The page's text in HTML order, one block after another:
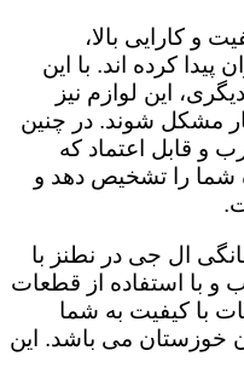
و کارایی بالا،
پیدا کرده اند. با این
این لوازم نیز
مشکل شوند. در چنین
و قابل اعتماد که
شما را تشخیص دهد و
ال جی در نطنز با
و با استفاده از قطعات
با کیفیت به شما
خوزستان می باشد. این